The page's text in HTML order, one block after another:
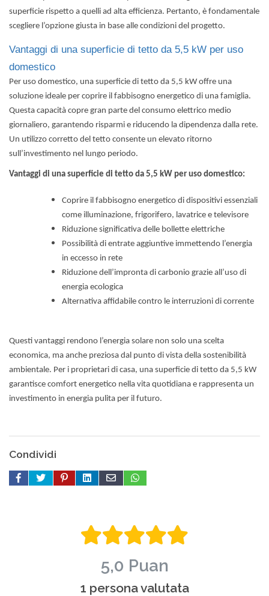
superficie rispetto a quelli ad alta efficienza. Pertanto, è fondamentale
scegliere l’opzione giusta in base alle condizioni del progetto.
Vantaggi di una superficie di tetto da 5,5 kW per uso
domestico
Per uso domestico, una superficie di tetto da 5,5 kW offre una
soluzione ideale per coprire il fabbisogno energetico di una famiglia.
Questa capacità copre gran parte del consumo elettrico medio
giornaliero, garantendo risparmi e riducendo la dipendenza dalla rete.
Un utilizzo corretto del tetto consente un elevato ritorno
sull’investimento nel lungo periodo.
Vantaggi di una superficie di tetto da 5,5 kW per uso domestico:
Coprire il fabbisogno energetico di dispositivi essenziali
come illuminazione, frigorifero, lavatrice e televisore
Riduzione significativa delle bollette elettriche
Possibilità di entrate aggiuntive immettendo l’energia
in eccesso in rete
Riduzione dell’impronta di carbonio grazie all’uso di
energia ecologica
Alternativa affidabile contro le interruzioni di corrente
Questi vantaggi rendono l’energia solare non solo una scelta
economica, ma anche preziosa dal punto di vista della sostenibilità
ambientale. Per i proprietari di casa, una superficie di tetto da 5,5 kW
garantisce comfort energetico nella vita quotidiana e rappresenta un
investimento in energia pulita per il futuro.
Condividi
5,0 Puan
1 persona valutata